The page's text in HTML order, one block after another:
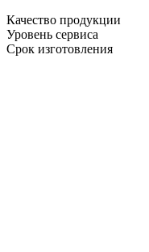
Качество продукции
Уровень сервиса
Срок изготовления